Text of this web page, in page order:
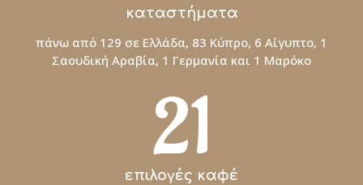
καταστήματα
πάνω από 129 σε Ελλάδα, 83 Κύπρο, 6 Αίγυπτο, 1
Σαουδική Αραβία, 1 Γερμανία και 1 Μαρόκο
21
επιλογές καφέ